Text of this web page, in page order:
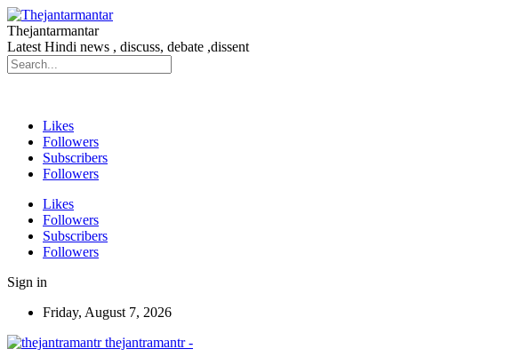
Thejantarmantar
Latest Hindi news , discuss, debate ,dissent
Likes
Followers
Subscribers
Followers
Likes
Followers
Subscribers
Followers
Sign in
Friday, August 7, 2026
thejantramantr -